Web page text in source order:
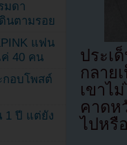
ประเ
กลาย
เขาไ
คาดห
ไปหรื
มดา
นตามรอย
แฟน
40 คน
กอบโพสต์
1 ปี แต่ยัง